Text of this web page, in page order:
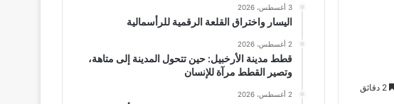
3 أغسطس، 2026
اليسار واختراق القلعة الرقمية للرأسمالية
2 أغسطس، 2026
قطط مدينة الأرخبيل: حين تتحول المدينة إلى متاهة،
وتصير القطط مرآة للإنسان
2 أغسطس، 2026